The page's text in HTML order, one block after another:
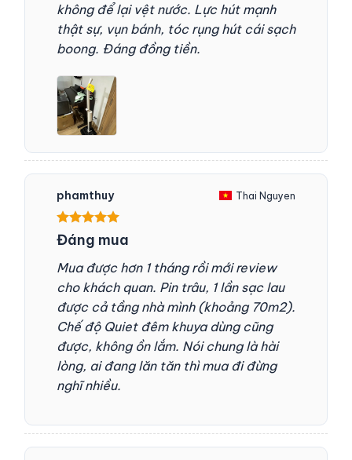
không để lại vệt nước. Lực hút mạnh
thật sự, vụn bánh, tóc rụng hút cái sạch
boong. Đáng đồng tiền.
phamthuy Thai Nguyen
Được xếp
hạng55
sao
Đáng mua
Mua được hơn 1 tháng rồi mới review
cho khách quan. Pin trâu, 1 lần sạc lau
được cả tầng nhà mình (khoảng 70m2).
Chế độ Quiet đêm khuya dùng cũng
được, không ồn lắm. Nói chung là hài
lòng, ai đang lăn tăn thì mua đi đừng
nghĩ nhiều.